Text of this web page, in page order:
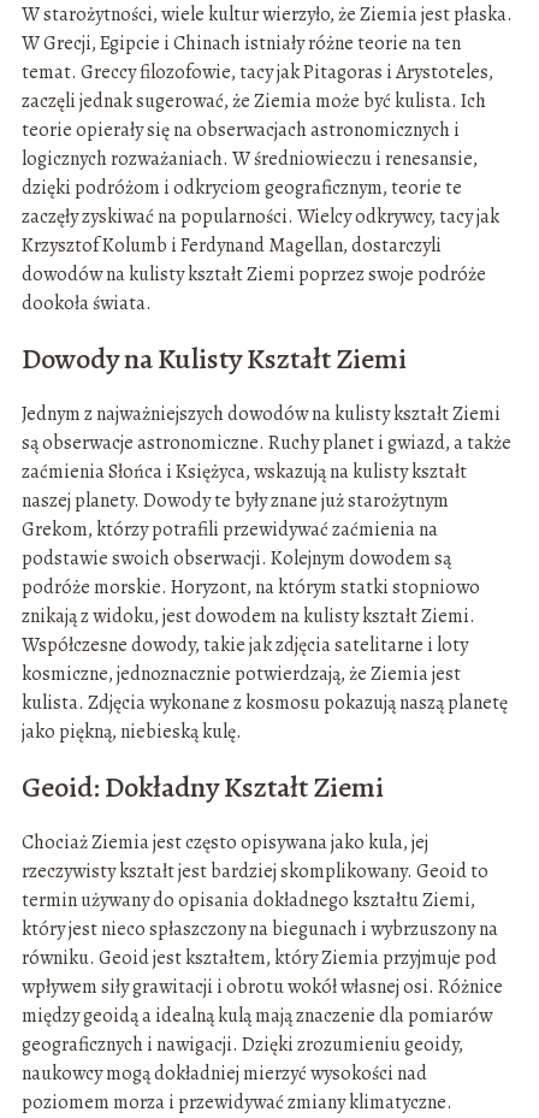
W starożytności, wiele kultur wierzyło, że Ziemia jest płaska.
W Grecji, Egipcie i Chinach istniały różne teorie na ten
temat. Greccy filozofowie, tacy jak Pitagoras i Arystoteles,
zaczęli jednak sugerować, że Ziemia może być kulista. Ich
teorie opierały się na obserwacjach astronomicznych i
logicznych rozważaniach. W średniowieczu i renesansie,
dzięki podróżom i odkryciom geograficznym, teorie te
zaczęły zyskiwać na popularności. Wielcy odkrywcy, tacy jak
Krzysztof Kolumb i Ferdynand Magellan, dostarczyli
dowodów na kulisty kształt Ziemi poprzez swoje podróże
dookoła świata.
Dowody na Kulisty Kształt Ziemi
Jednym z najważniejszych dowodów na kulisty kształt Ziemi
są obserwacje astronomiczne. Ruchy planet i gwiazd, a także
zaćmienia Słońca i Księżyca, wskazują na kulisty kształt
naszej planety. Dowody te były znane już starożytnym
Grekom, którzy potrafili przewidywać zaćmienia na
podstawie swoich obserwacji. Kolejnym dowodem są
podróże morskie. Horyzont, na którym statki stopniowo
znikają z widoku, jest dowodem na kulisty kształt Ziemi.
Współczesne dowody, takie jak zdjęcia satelitarne i loty
kosmiczne, jednoznacznie potwierdzają, że Ziemia jest
kulista. Zdjęcia wykonane z kosmosu pokazują naszą planetę
jako piękną, niebieską kulę.
Geoid: Dokładny Kształt Ziemi
Chociaż Ziemia jest często opisywana jako kula, jej
rzeczywisty kształt jest bardziej skomplikowany. Geoid to
termin używany do opisania dokładnego kształtu Ziemi,
który jest nieco spłaszczony na biegunach i wybrzuszony na
równiku. Geoid jest kształtem, który Ziemia przyjmuje pod
wpływem siły grawitacji i obrotu wokół własnej osi. Różnice
między geoidą a idealną kulą mają znaczenie dla pomiarów
geograficznych i nawigacji. Dzięki zrozumieniu geoidy,
naukowcy mogą dokładniej mierzyć wysokości nad
poziomem morza i przewidywać zmiany klimatyczne.